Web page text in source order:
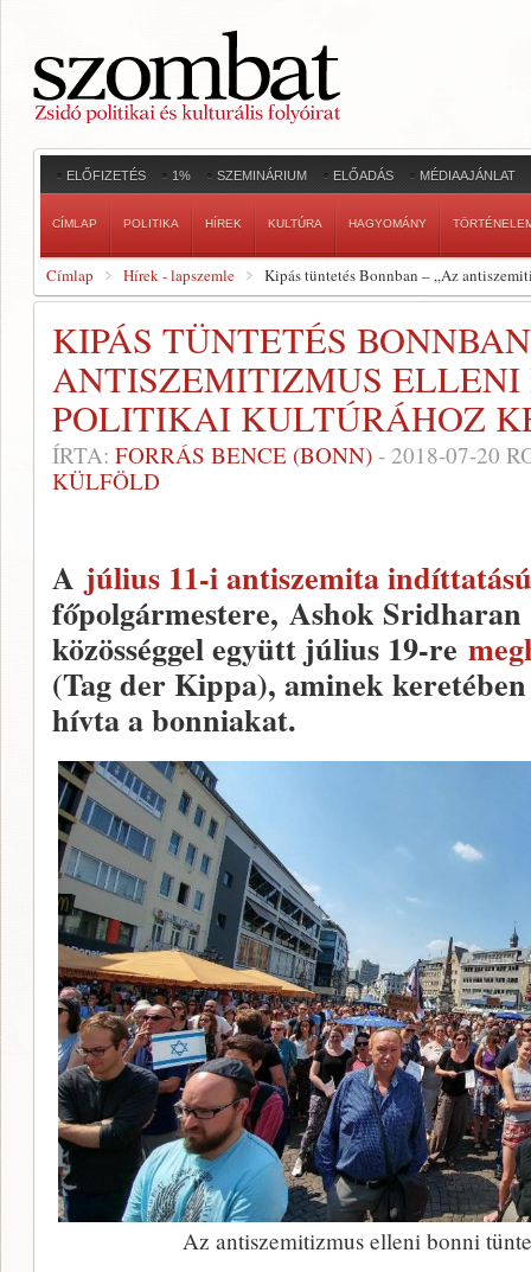
ELŐFIZETÉS 1% SZEMINÁRIUM ELŐADÁS MÉDIAAJÁNLAT
CÍMLAP POLITIKA HÍREK KULTÚRA HAGYOMÁNY
Címlap Hírek - lapszemle Kipás tüntetés Bonnban – „Az
KIPÁS TÜNTETÉS
ANTISZEMITIZMUS
POLITIKAI KULTÚRÁHOZ
ÍRTA: FORRÁS BENCE (BONN) - 2018-07-20
KÜLFÖLD
A július 11-i antiszemita
főpolgármestere, Ashok
közösséggel együtt július 19-re
(Tag der Kippa), aminek
hívta a bonniakat.
Az antiszemitizmus elleni bonni